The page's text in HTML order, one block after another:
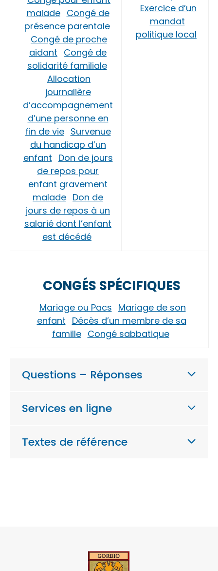
malade Congé de
présence parentale
Congé de proche
aidant Congé de
solidarité familiale
Allocation
journalière
d’accompagnement
d’une personne en
fin de vie Survenue
du handicap d’un
enfant Don de jours
de repos pour
enfant gravement
malade Don de
jours de repos à un
salarié dont l’enfant
est décédé
Exercice d’un
mandat
politique local
CONGÉS SPÉCIFIQUES
Mariage ou Pacs Mariage de son
enfant Décès d’un membre de sa
famille Congé sabbatique
Questions – Réponses
Services en ligne
Textes de référence